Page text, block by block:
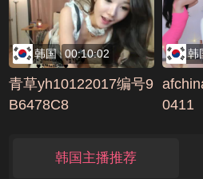
韩国 00:10:02
青草yh10122017编号9
B6478C8
韩
0411
韩国主播推荐